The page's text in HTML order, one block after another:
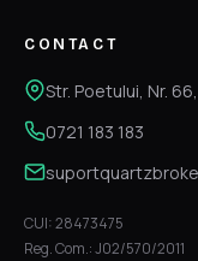
CONTACT
Str. Poetului, Nr.
0721 183 183
CUI: 28473475
Reg. Com.: J02/570/2011